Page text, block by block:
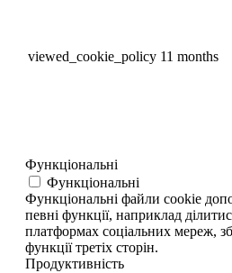
viewed_cookie_policy 11 months
Функціональні
Функціональні
Функціональні файли cookie
певні функції, наприклад
платформах соціальних мереж,
функції третіх сторін.
Продуктивність